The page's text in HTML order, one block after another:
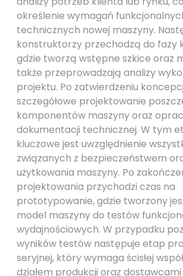
określenie wymagań
technicznych nowej maszyny.
konstruktorzy przechodzą do fazy
gdzie tworzą wstępne szkice oraz
także przeprowadzają analizy
projektu. Po zatwierdzeniu
szczegółowe projektowanie
komponentów maszyny oraz
dokumentacji technicznej. W tym
kluczowe jest uwzględnienie
związanych z bezpieczeństwem
użytkowania maszyny. Po
projektowania przychodzi czas na
prototypowanie, gdzie tworzony
model maszyny do testów
wydajnościowych. W przypadku
wyników testów następuje etap
seryjnej, który wymaga ścisłej
działem produkcji oraz